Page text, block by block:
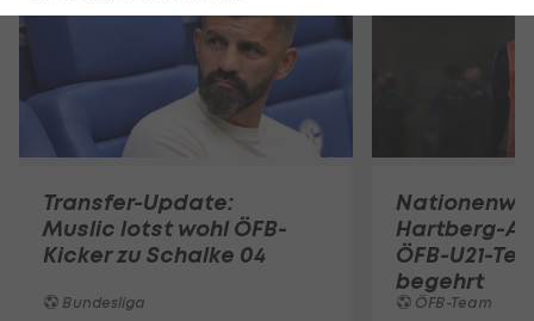
Transfer-Update:
Muslic lotst wohl ÖFB-
Kicker zu Schalke 04
Bundesliga
Hartberg-
ÖFB-U21-
begehrt
ÖFB-Team